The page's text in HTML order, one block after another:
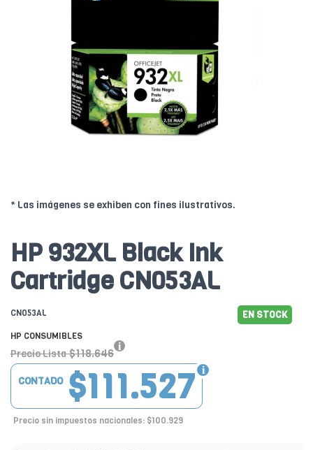
* Las imágenes se exhiben con fines ilustrativos.
HP 932XL Black Ink
Cartridge CN053AL
CN053AL EN STOCK
HP CONSUMIBLES
Precio Lista $118.646
$111.527
CONTADO
Precio sin impuestos nacionales: $100.929